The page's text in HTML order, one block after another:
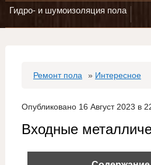
Гидро- и шумоизоляция пола
Ремонт пола » Интересное
Опубликовано 16 Август 2023 в
Входные